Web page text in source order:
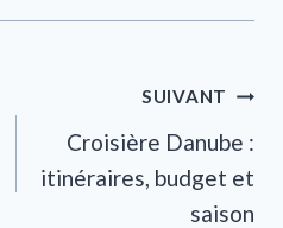
SUIVANT
Croisière Danube :
itinéraires, budget et
saison